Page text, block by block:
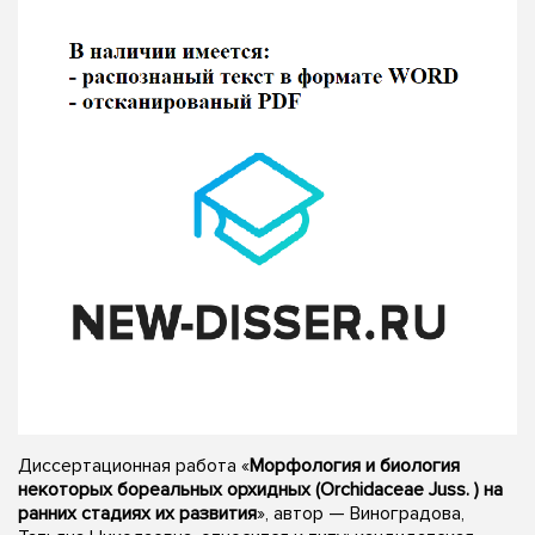
Диссертационная работа «Морфология и биология
некоторых бореальных орхидных (Orchidaceae Juss. ) на
ранних стадиях их развития», автор — Виноградова,